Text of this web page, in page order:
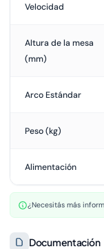
Velocidad
Altura de la mesa
(mm)
Arco Estándar
Peso (kg)
Alimentación
¿Necesitás más
Documentación